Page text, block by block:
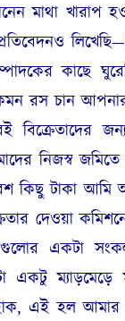
মাথা
কাছে
রস চান
বিক্রেতাদের
নিজস্ব
কিছু টাকা আমি
দেওয়া
একটা
একটু
এই হল আমার